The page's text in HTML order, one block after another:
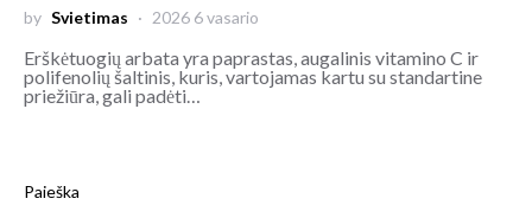
by Svietimas 2026 6 vasario
Erškėtuogių arbata yra paprastas, augalinis vitamino C ir
polifenolių šaltinis, kuris, vartojamas kartu su standartine
priežiūra, gali padėti…
Paieška